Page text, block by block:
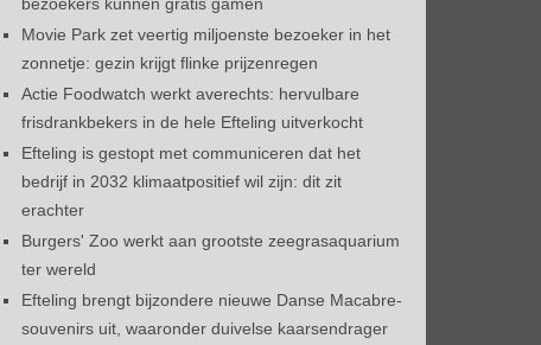
bezoekers kunnen gratis gamen
Movie Park zet veertig miljoenste bezoeker in het
zonnetje: gezin krijgt flinke prijzenregen
Actie Foodwatch werkt averechts: hervulbare
frisdrankbekers in de hele Efteling uitverkocht
Efteling is gestopt met communiceren dat het
bedrijf in 2032 klimaatpositief wil zijn: dit zit
erachter
Burgers' Zoo werkt aan grootste zeegrasaquarium
ter wereld
Efteling brengt bijzondere nieuwe Danse Macabre-
souvenirs uit, waaronder duivelse kaarsendrager